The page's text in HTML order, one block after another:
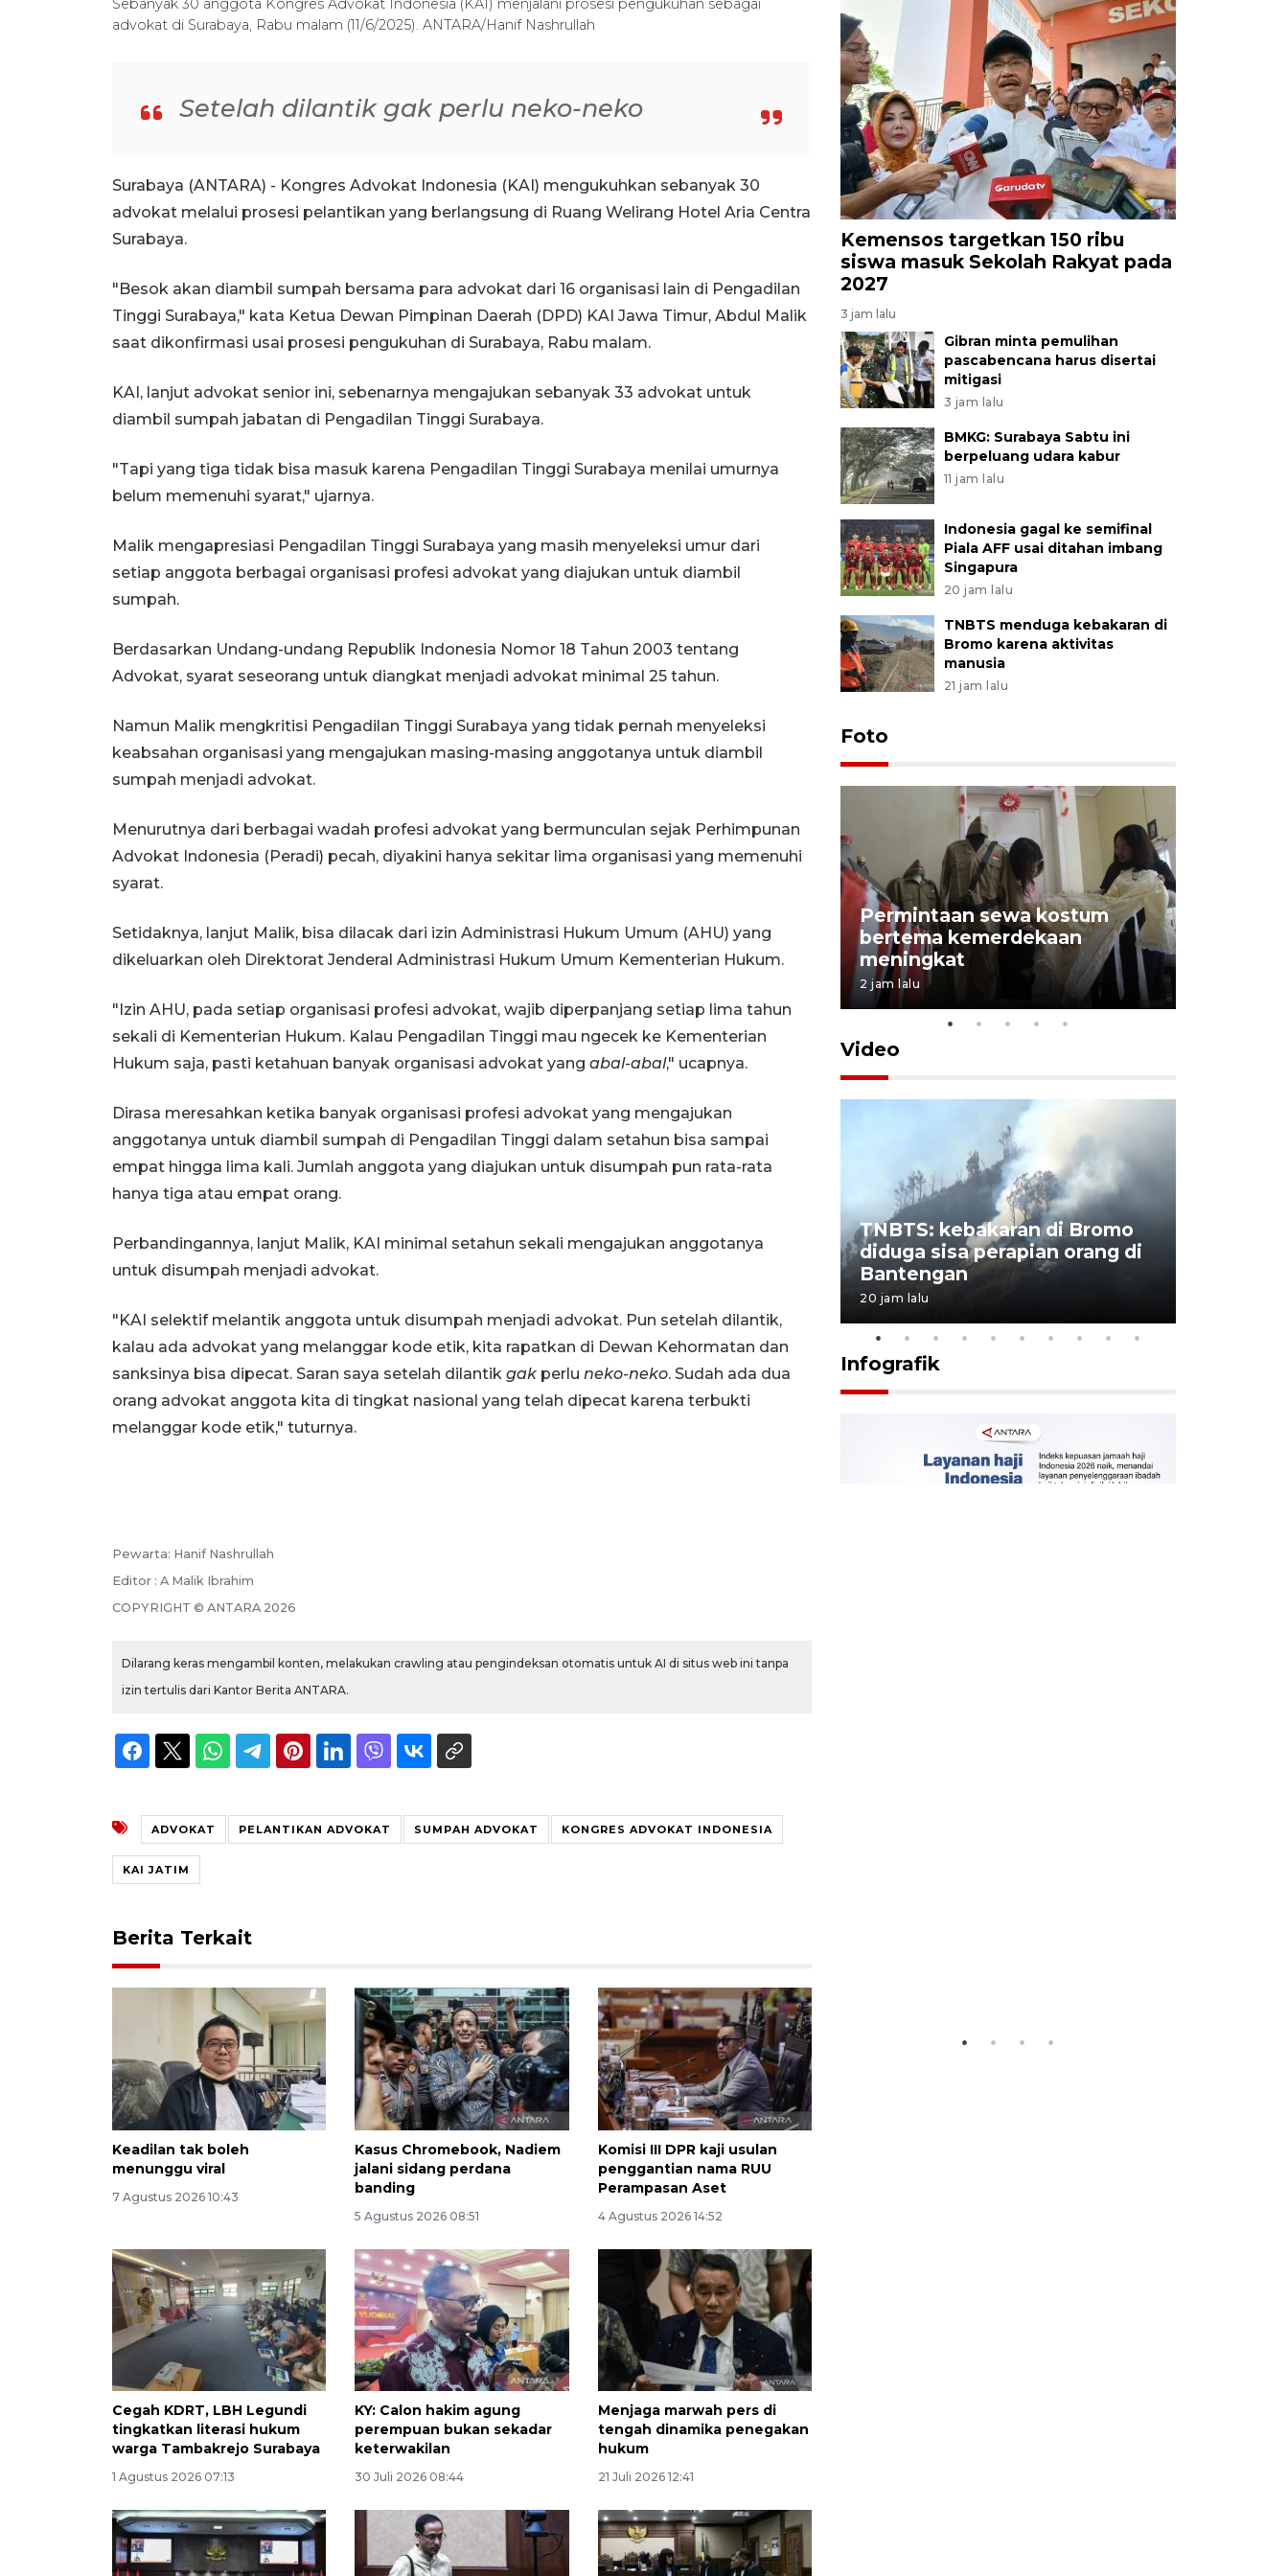
Sebanyak 30 anggota Kongres Advokat Indonesia (KAI) menjalani prosesi pengukuhan sebagai
advokat di Surabaya, Rabu malam (11/6/2025). ANTARA/Hanif Nashrullah
Setelah dilantik gak perlu neko-neko
Surabaya (ANTARA) - Kongres Advokat Indonesia (KAI) mengukuhkan sebanyak 30
advokat melalui prosesi pelantikan yang berlangsung di Ruang Welirang Hotel Aria Centra
Surabaya.
"Besok akan diambil sumpah bersama para advokat dari 16 organisasi lain di Pengadilan
Tinggi Surabaya," kata Ketua Dewan Pimpinan Daerah (DPD) KAI Jawa Timur, Abdul Malik
saat dikonfirmasi usai prosesi pengukuhan di Surabaya, Rabu malam.
KAI, lanjut advokat senior ini, sebenarnya mengajukan sebanyak 33 advokat untuk
diambil sumpah jabatan di Pengadilan Tinggi Surabaya.
"Tapi yang tiga tidak bisa masuk karena Pengadilan Tinggi Surabaya menilai umurnya
belum memenuhi syarat," ujarnya.
Malik mengapresiasi Pengadilan Tinggi Surabaya yang masih menyeleksi umur dari
setiap anggota berbagai organisasi profesi advokat yang diajukan untuk diambil
sumpah.
Berdasarkan Undang-undang Republik Indonesia Nomor 18 Tahun 2003 tentang
Advokat, syarat seseorang untuk diangkat menjadi advokat minimal 25 tahun.
Namun Malik mengkritisi Pengadilan Tinggi Surabaya yang tidak pernah menyeleksi
keabsahan organisasi yang mengajukan masing-masing anggotanya untuk diambil
sumpah menjadi advokat.
Menurutnya dari berbagai wadah profesi advokat yang bermunculan sejak Perhimpunan
Advokat Indonesia (Peradi) pecah, diyakini hanya sekitar lima organisasi yang memenuhi
syarat.
Setidaknya, lanjut Malik, bisa dilacak dari izin Administrasi Hukum Umum (AHU) yang
dikeluarkan oleh Direktorat Jenderal Administrasi Hukum Umum Kementerian Hukum.
"Izin AHU, pada setiap organisasi profesi advokat, wajib diperpanjang setiap lima tahun
sekali di Kementerian Hukum. Kalau Pengadilan Tinggi mau ngecek ke Kementerian
Hukum saja, pasti ketahuan banyak organisasi advokat yang abal-abal," ucapnya.
Dirasa meresahkan ketika banyak organisasi profesi advokat yang mengajukan
anggotanya untuk diambil sumpah di Pengadilan Tinggi dalam setahun bisa sampai
empat hingga lima kali. Jumlah anggota yang diajukan untuk disumpah pun rata-rata
hanya tiga atau empat orang.
Perbandingannya, lanjut Malik, KAI minimal setahun sekali mengajukan anggotanya
untuk disumpah menjadi advokat.
"KAI selektif melantik anggota untuk disumpah menjadi advokat. Pun setelah dilantik,
kalau ada advokat yang melanggar kode etik, kita rapatkan di Dewan Kehormatan dan
sanksinya bisa dipecat. Saran saya setelah dilantik gak perlu neko-neko. Sudah ada dua
orang advokat anggota kita di tingkat nasional yang telah dipecat karena terbukti
melanggar kode etik," tuturnya.
Pewarta: Hanif Nashrullah
Editor : A Malik Ibrahim
COPYRIGHT © ANTARA 2026
Dilarang keras mengambil konten, melakukan crawling atau pengindeksan otomatis untuk AI di situs web ini tanpa
izin tertulis dari Kantor Berita ANTARA.
ADVOKAT PELANTIKAN ADVOKAT SUMPAH ADVOKAT KONGRES ADVOKAT INDONESIA
KAI JATIM
Berita Terkait
Keadilan tak boleh
menunggu viral
7 Agustus 2026 10:43
Kasus Chromebook, Nadiem
jalani sidang perdana
banding
5 Agustus 2026 08:51
Komisi III DPR kaji usulan
penggantian nama RUU
Perampasan Aset
4 Agustus 2026 14:52
Cegah KDRT, LBH Legundi
tingkatkan literasi hukum
warga Tambakrejo Surabaya
1 Agustus 2026 07:13
KY: Calon hakim agung
perempuan bukan sekadar
keterwakilan
30 Juli 2026 08:44
Menjaga marwah pers di
tengah dinamika penegakan
hukum
21 Juli 2026 12:41
Kemensos targetkan 150 ribu
siswa masuk Sekolah Rakyat pada
2027
3 jam lalu
Gibran minta pemulihan
pascabencana harus disertai
mitigasi
3 jam lalu
BMKG: Surabaya Sabtu ini
berpeluang udara kabur
11 jam lalu
Indonesia gagal ke semifinal
Piala AFF usai ditahan imbang
Singapura
20 jam lalu
TNBTS menduga kebakaran di
Bromo karena aktivitas
manusia
21 jam lalu
Foto
Penguatan struktur jembatan
Niyama Tulungagung
Permintaan sewa kostum
bertema kemerdekaan
meningkat
2 jam lalu
Video
Water Spray" bantu padamkan
TNBTS: kebakaran di Bromo
diduga sisa perapian orang di
Bantengan
20 jam lalu
Infografik
2026-08-07 18:00:00